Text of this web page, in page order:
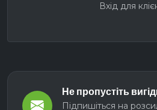
Вхід для
Не пропустіть
Підпишіться на